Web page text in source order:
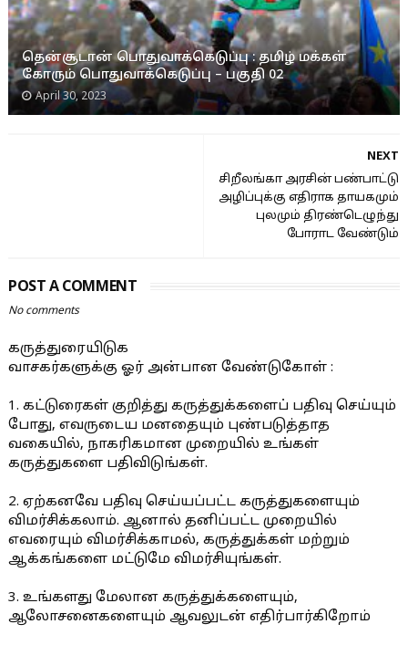
தென்சூடான் பொதுவாக்கெடுப்பு : தமிழ் மக்கள்
கோரும் பொதுவாக்கெடுப்பு – பகுதி 02
April 30, 2023
NEXT
சிறீலங்கா அரசின் பண்பாட்டு
அழிப்புக்கு எதிராக தாயகமும்
புலமும் திரண்டெழுந்து
போராட வேண்டும்
POST A COMMENT
No comments
கருத்துரையிடுக
வாசகர்களுக்கு ஓர் அன்பான வேண்டுகோள் :
1. கட்டுரைகள் குறித்து கருத்துக்களைப் பதிவு செய்யும்
போது, எவருடைய மனதையும் புண்படுத்தாத
வகையில், நாகரிகமான முறையில் உங்கள்
கருத்துகளை பதிவிடுங்கள்.
2. ஏற்கனவே பதிவு செய்யப்பட்ட கருத்துகளையும்
விமர்சிக்கலாம். ஆனால் தனிப்பட்ட முறையில்
எவரையும் விமர்சிக்காமல், கருத்துக்கள் மற்றும்
ஆக்கங்களை மட்டுமே விமர்சியுங்கள்.
3. உங்களது மேலான கருத்துக்களையும்,
ஆலோசனைகளையும் ஆவலுடன் எதிர்பார்கிறோம்